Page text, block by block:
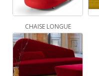
CHAISE LONGUE